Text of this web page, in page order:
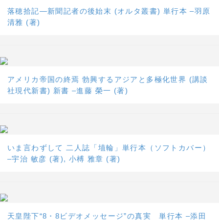
落穂拾記―新聞記者の後始末 (オルタ叢書) 単行本 –羽原
清雅 (著)
アメリカ帝国の終焉 勃興するアジアと多極化世界 (講談
社現代新書) 新書 –進藤 榮一 (著)
いま言わずして 二人誌「埴輪」単行本（ソフトカバー）
–宇治 敏彦 (著), 小榑 雅章 (著)
天皇陛下“8・8ビデオメッセージ”の真実 単行本 –添田